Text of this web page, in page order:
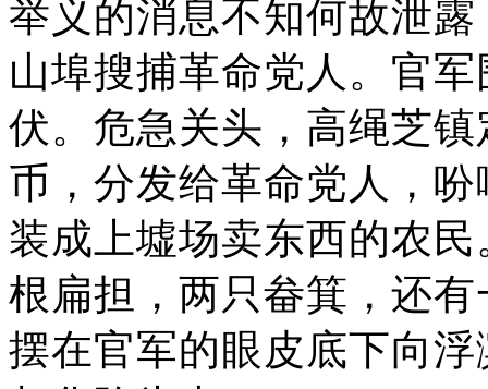
举义的消息不知何故泄
山埠搜捕革命党人。官
伏。危急关头，高绳芝
币，分发给革命党人，
装成上墟场卖东西的农
根扁担，两只畚箕，还
摆在官军的眼皮底下向